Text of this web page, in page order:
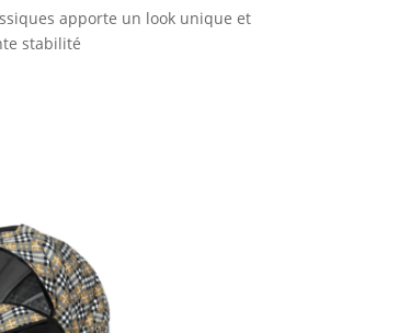
apporte un look unique et
stabilité